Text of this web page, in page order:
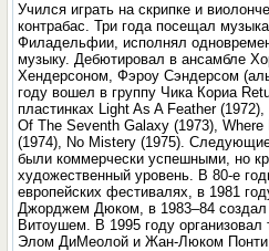
Учился играть на скрипке и
контрабас. Три года посещал
Филадельфии, исполнял
музыку. Дебютировал в ансамбле
Хендерсоном, Фэроу Сэндерсом
году вошел в группу Чика Кориа
пластинках Light As A Feather
Of The Seventh Galaxy (1973),
(1974), No Mistery (1975).
были коммерчески успешными, но
художественный уровень. В 80-е
европейских фестивалях, в 1981
Джорджем Дюком, в 1983–84
Витоушем. В 1995 году
Элом ДиМеолой и Жан-Люком